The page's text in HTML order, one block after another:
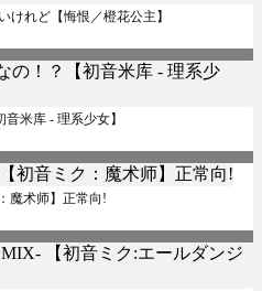
けれど【悔恨／橙花公主】
米库 - 理系少女】
魔术师】正常向!